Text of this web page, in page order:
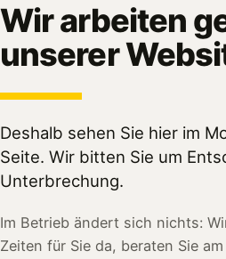
Wir arbeiten
unserer
Deshalb sehen Sie hier im
Seite. Wir bitten Sie um
Unterbrechung.
Im Betrieb ändert sich nichts:
Zeiten für Sie da, beraten Sie